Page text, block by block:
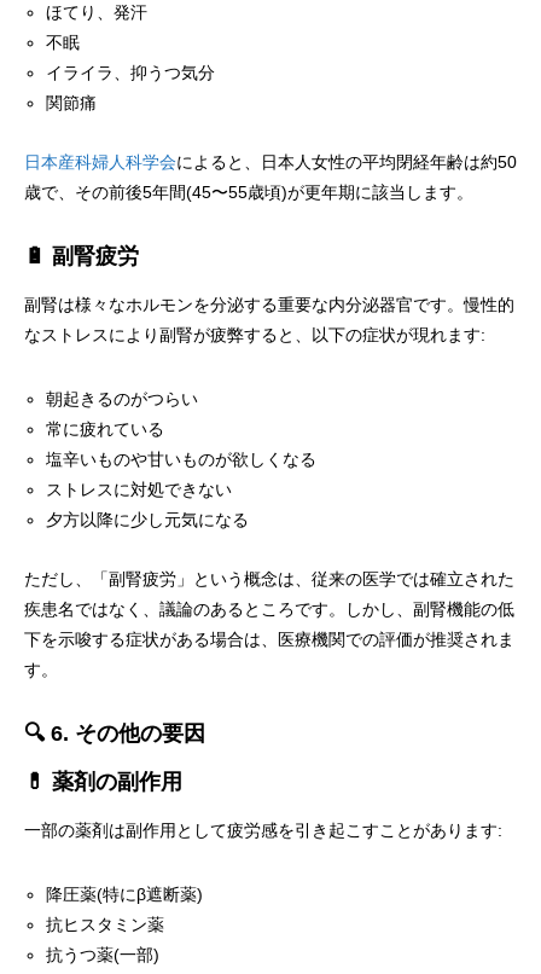
ほてり、発汗
不眠
イライラ、抑うつ気分
関節痛
日本産科婦人科学会によると、日本人女性の平均閉経年齢は約50
歳で、その前後5年間(45〜55歳頃)が更年期に該当します。
🔋 副腎疲労
副腎は様々なホルモンを分泌する重要な内分泌器官です。慢性的
なストレスにより副腎が疲弊すると、以下の症状が現れます:
朝起きるのがつらい
常に疲れている
塩辛いものや甘いものが欲しくなる
ストレスに対処できない
夕方以降に少し元気になる
ただし、「副腎疲労」という概念は、従来の医学では確立された
疾患名ではなく、議論のあるところです。しかし、副腎機能の低
下を示唆する症状がある場合は、医療機関での評価が推奨されま
す。
🔍 6. その他の要因
💊 薬剤の副作用
一部の薬剤は副作用として疲労感を引き起こすことがあります:
降圧薬(特にβ遮断薬)
抗ヒスタミン薬
抗うつ薬(一部)